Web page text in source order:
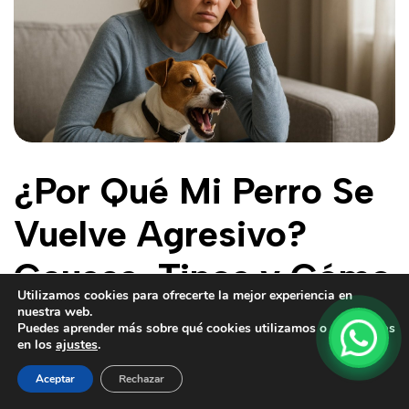
¿Por Qué Mi Perro Se
Vuelve Agresivo?
Causas, Tipos y Cómo
Rehabilitarlo de Forma
Profesional
Utilizamos cookies para ofrecerte la mejor experiencia en
nuestra web.
Puedes aprender más sobre qué cookies utilizamos o cambiarlas
en los ajustes.
Aceptar Rechazar